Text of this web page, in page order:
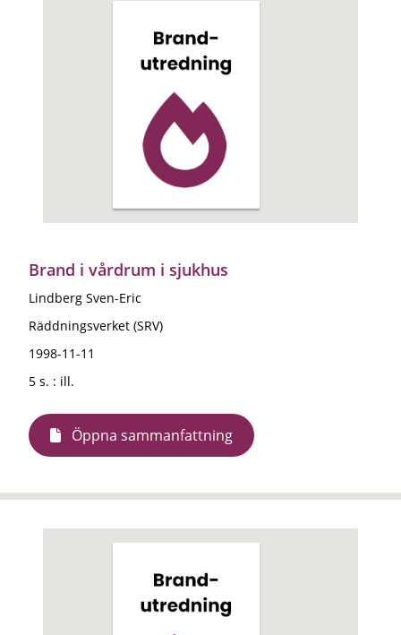
Brand i vårdrum i sjukhus
Lindberg Sven-Eric
Räddningsverket (SRV)
1998-11-11
5 s. : ill.
Öppna sammanfattning